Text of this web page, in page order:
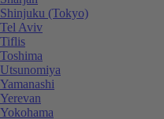
Shinjuku (Tokyo)
Tel Aviv
Tiflis
Toshima
Utsunomiya
Yamanashi
Yerevan
Yokohama